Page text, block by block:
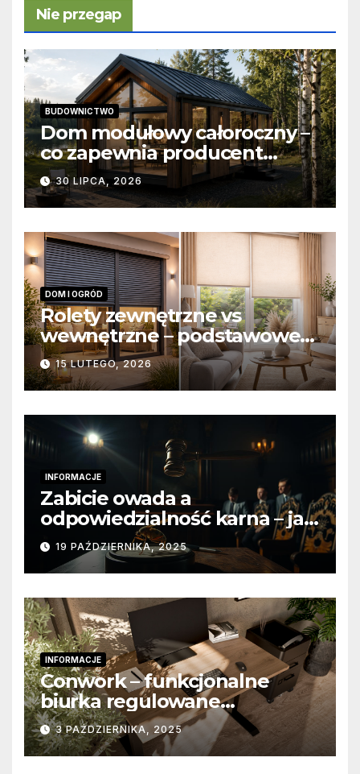
Nie przegap
BUDOWNICTWO
Dom modułowy całoroczny –
co zapewnia producent
domów modułowych?
30 LIPCA, 2026
DOM I OGRÓD
Rolety zewnętrzne vs
wewnętrzne – podstawowe
różnice konstrukcyjne i
funkcjonalne
15 LUTEGO, 2026
INFORMACJE
Zabicie owada a
odpowiedzialność karna – jak
wygląda to w praktyce?
19 PAŹDZIERNIKA, 2025
INFORMACJE
Conwork – funkcjonalne
biurka regulowane
stworzone z myślą o
nowoczesnych
przestrzeniach pracy
3 PAŹDZIERNIKA, 2025